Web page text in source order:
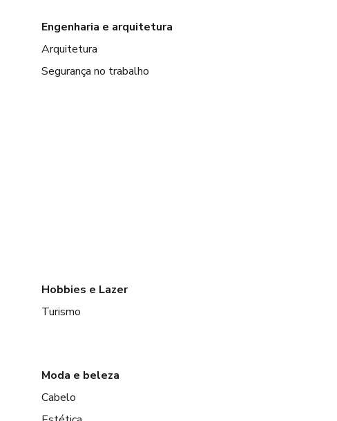
Engenharia e arquitetura
Arquitetura
Segurança no trabalho
Hobbies e Lazer
Turismo
Moda e beleza
Cabelo